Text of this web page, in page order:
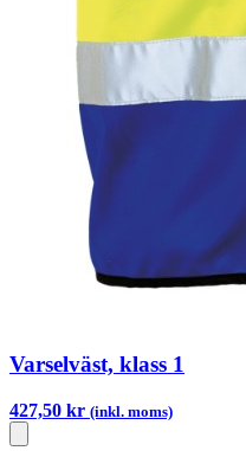
Varselväst, klass 1
427,50 kr (inkl. moms)